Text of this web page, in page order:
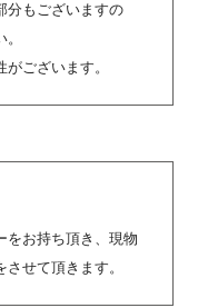
分もございますの
ございます。
をお持ち頂き、現物
せて頂きます。